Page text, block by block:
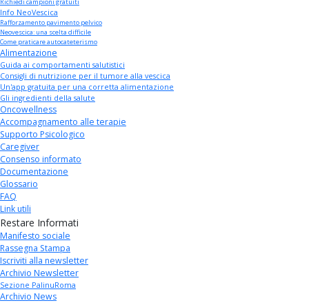
Info NeoVescica
Rafforzamento pavimento pelvico
Neovescica: una scelta difficile
Come praticare autocateterismo
Alimentazione
Guida ai comportamenti salutistici
Consigli di nutrizione per il tumore alla vescica
Un'app gratuita per una corretta alimentazione
Gli ingredienti della salute
Oncowellness
Accompagnamento alle terapie
Supporto Psicologico
Caregiver
Consenso informato
Documentazione
Glossario
FAQ
Link utili
Restare Informati
Manifesto sociale
Rassegna Stampa
Iscriviti alla newsletter
Archivio Newsletter
Sezione PalinuRoma
Archivio News